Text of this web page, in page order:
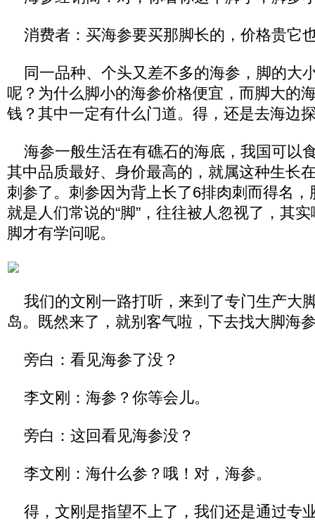
消费者：买海参要买那脚长的，价格贵它
同一品种、个头又差不多的海参，脚的大
呢？为什么脚小的海参价格便宜，而脚大的
钱？其中一定有什么门道。得，还是去海边
海参一般生活在有礁石的海底，我国可以
其中品质最好、身价最高的，就属这种生长
刺参了。刺参因为背上长了6排肉刺而得名
就是人们常说的“脚”，往往被人忽视了，其
脚才有学问呢。
我们的文刚一路打听，来到了专门生产大
岛。既然来了，就别客气啦，下去找大脚海
旁白：看见海参了没？
李文刚：海参？你等会儿。
旁白：这回看见海参没？
李文刚：海什么参？哦！对，海参。
得，文刚是指望不上了，我们还是通过专